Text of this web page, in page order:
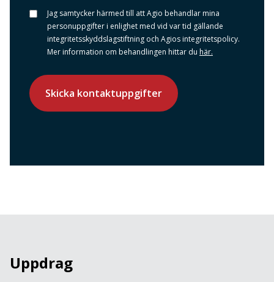
*
Jag samtycker härmed till att Agio behandlar mina
personuppgifter i enlighet med vid var tid gällande
integritetsskyddslagstiftning och Agios integritetspolicy.
Mer information om behandlingen hittar du här.
Uppdrag